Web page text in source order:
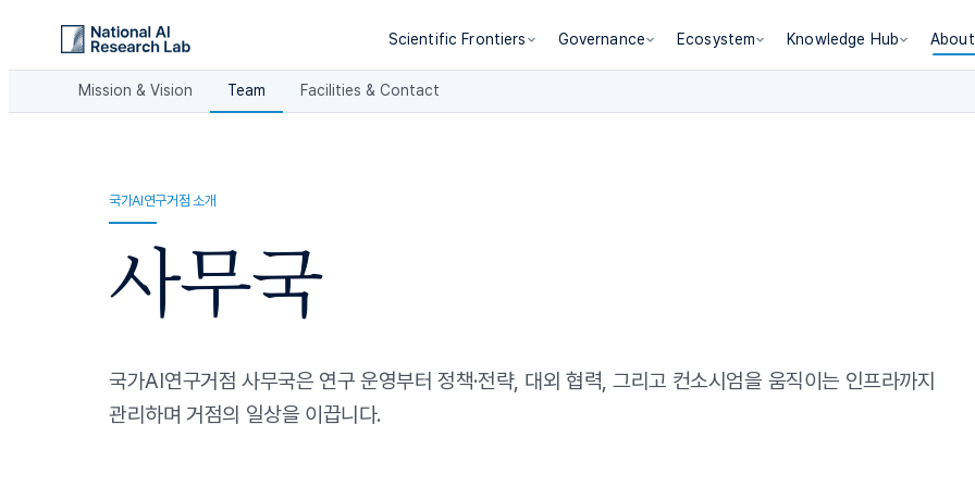
Scientific Frontiers Governance Ecosystem Knowledge Hub About
Mission & Vision Team Facilities & Contact
국가AI연구거점 소개
사무국
국가AI연구거점 사무국은 연구 운영부터 정책·전략, 대외 협력 ,그리고 컨소시엄을 움직이는 인프라까지
관리하며 거점의 일상을 이끕니다.